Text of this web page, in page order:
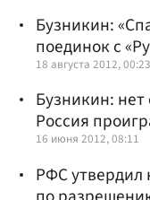
Бузникин:
поединок с
18 августа 2012, 00:23
Бузникин: нет
Россия
16 июня 2012, 08:11
РФС утвердил